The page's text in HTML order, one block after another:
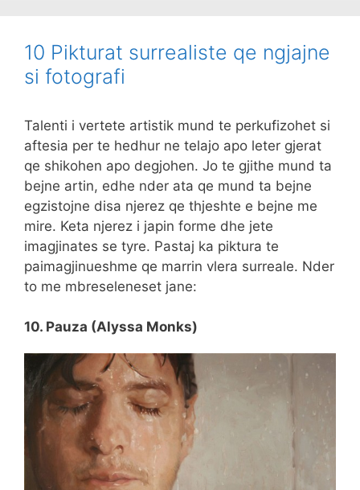
10 Pikturat surrealiste qe ngjajne
si fotografi
Talenti i vertete artistik mund te perkufizohet si
aftesia per te hedhur ne telajo apo leter gjerat
qe shikohen apo degjohen. Jo te gjithe mund ta
bejne artin, edhe nder ata qe mund ta bejne
egzistojne disa njerez qe thjeshte e bejne me
mire. Keta njerez i japin forme dhe jete
imagjinates se tyre. Pastaj ka piktura te
paimagjinueshme qe marrin vlera surreale. Nder
to me mbreseleneset jane:
10. Pauza (Alyssa Monks)